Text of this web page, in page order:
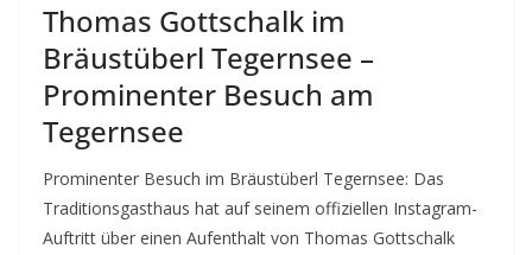
Thomas Gottschalk im
Bräustüberl Tegernsee –
Prominenter Besuch am
Tegernsee
Prominenter Besuch im Bräustüberl Tegernsee: Das
Traditionsgasthaus hat auf seinem offiziellen Instagram-
Auftritt über einen Aufenthalt von Thomas Gottschalk